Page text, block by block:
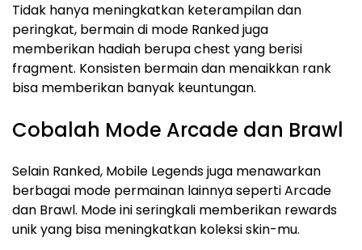
Tidak hanya meningkatkan keterampilan dan
peringkat, bermain di mode Ranked juga
memberikan hadiah berupa chest yang berisi
fragment. Konsisten bermain dan menaikkan rank
bisa memberikan banyak keuntungan.
Cobalah Mode Arcade dan Brawl
Selain Ranked, Mobile Legends juga menawarkan
berbagai mode permainan lainnya seperti Arcade
dan Brawl. Mode ini seringkali memberikan rewards
unik yang bisa meningkatkan koleksi skin-mu.